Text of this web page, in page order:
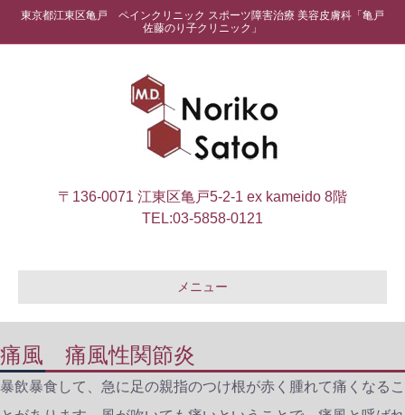
東京都江東区亀戸 ペインクリニック スポーツ障害治療 美容皮膚科「亀戸
佐藤のり子クリニック」
〒136-0071 江東区亀戸5-2-1 ex kameido 8階
TEL:03-5858-0121
メニュー
痛風 痛風性関節炎
暴飲暴食して、急に足の親指のつけ根が赤く腫れて痛くなるこ